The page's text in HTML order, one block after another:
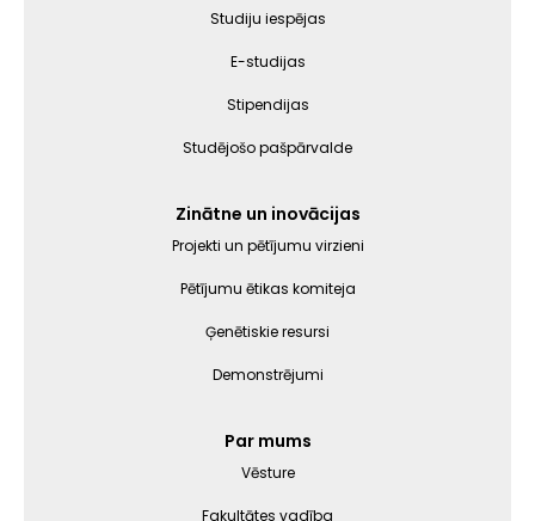
Studiju iespējas
E-studijas
Stipendijas
Studējošo pašpārvalde
Zinātne un inovācijas
Projekti un pētījumu virzieni
Pētījumu ētikas komiteja
Ģenētiskie resursi
Demonstrējumi
Par mums
Vēsture
Fakultātes vadība